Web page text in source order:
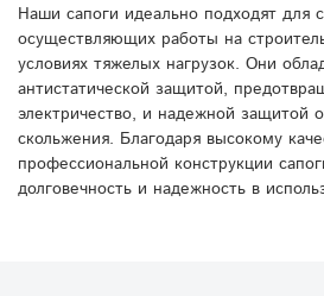
Наши сапоги идеально подходят для
осуществляющих работы на
условиях тяжелых нагрузок. Они
антистатической защитой,
электричество, и надежной защитой
скольжения. Благодаря высокому
профессиональной конструкции
долговечность и надежность в